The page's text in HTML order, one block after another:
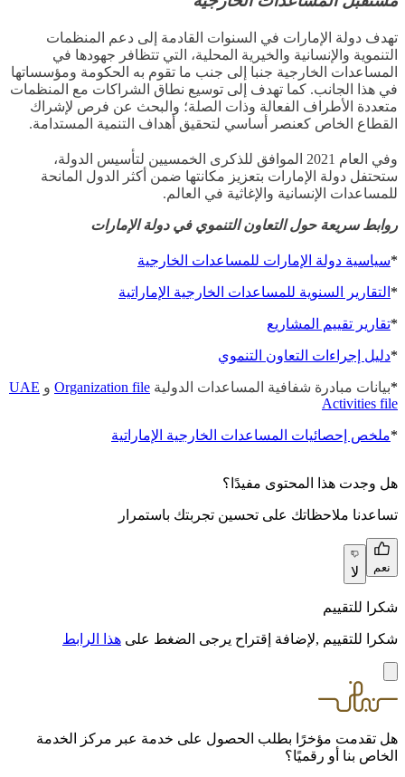
تهدف دولة الإمارات في السنوات القادمة إلى دعم المنظمات
التنموية والإنسانية والخيرية المحلية، التي تتظافر جهودها في
المساعدات الخارجية جنبا إلى جنب ما تقوم به الحكومة ومؤسساتها
في هذا الجانب. كما تهدف إلى توسيع نطاق الشراكات مع المنظمات
متعددة الأطراف الفعالة وذات الصلة؛ والبحث عن فرص لإشراك
القطاع الخاص كعنصر أساسي لتحقيق أهداف التنمية المستدامة.
وفي العام 2021 الموافق للذكرى الخمسيين لتأسيس الدولة،
ستحتفل دولة الإمارات بتعزيز مكانتها ضمن أكثر الدول المانحة
للمساعدات الإنسانية والإغاثية في العالم.
روابط سريعة حول التعاون التنموي في دولة الإمارات
*سياسية دولة الإمارات للمساعدات الخارجية
* التقارير السنوية للمساعدات الخارجية الإماراتية
*تقارير تقييم المشاريع
*دليل إجراءات التعاون التنموي
*بيانات مبادرة شفافية المساعدات الدولية Organization file و UAE
Activities file
*ملخص إحصائيات المساعدات الخارجية الإماراتية
هل وجدت هذا المحتوى مفيدًا؟
تساعدنا ملاحظاتك على تحسين تجربتك باستمرار
نعم لا
شكرا للتقييم
شكرا للتقييم ,لإضافة إقتراح يرجى الضغط على هذا الرابط
هل تقدمت مؤخرًا بطلب الحصول على خدمة عبر مركز الخدمة
الخاص بنا أو رقميًا؟